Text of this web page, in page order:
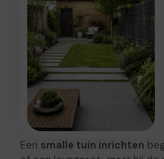
Een smalle tuin inrichten